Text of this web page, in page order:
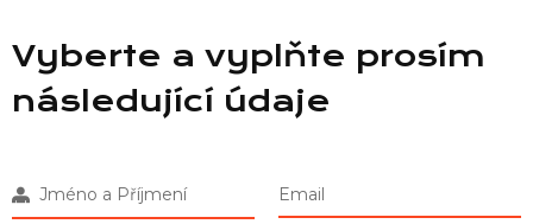
Vyberte a vyplňte prosím
následující údaje
Jméno a Příjmení Email